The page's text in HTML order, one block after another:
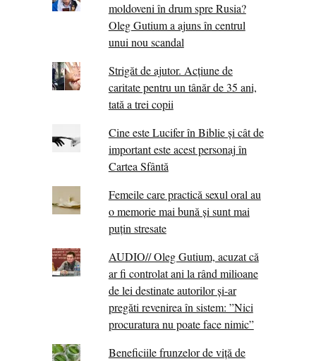
moldoveni în drum spre Rusia?
Oleg Gutium a ajuns în centrul
unui nou scandal
Strigăt de ajutor. Acțiune de
caritate pentru un tânăr de 35 ani,
tată a trei copii
Cine este Lucifer în Biblie și cât de
important este acest personaj în
Cartea Sfântă
Femeile care practică sexul oral au
o memorie mai bună și sunt mai
puțin stresate
AUDIO// Oleg Gutium, acuzat că
ar fi controlat ani la rând milioane
de lei destinate autorilor și-ar
pregăti revenirea în sistem: ”Nici
procuratura nu poate face nimic”
Beneficiile frunzelor de viță de